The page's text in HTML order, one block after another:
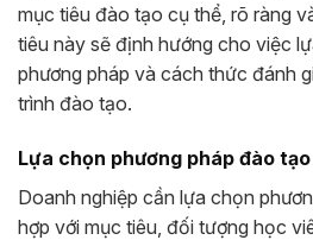
mục tiêu đào tạo cụ thể, rõ ràng
tiêu này sẽ định hướng cho việc
phương pháp và cách thức đánh
trình đào tạo.
Lựa chọn phương pháp đào
Doanh nghiệp cần lựa chọn
hợp với mục tiêu, đối tượng học